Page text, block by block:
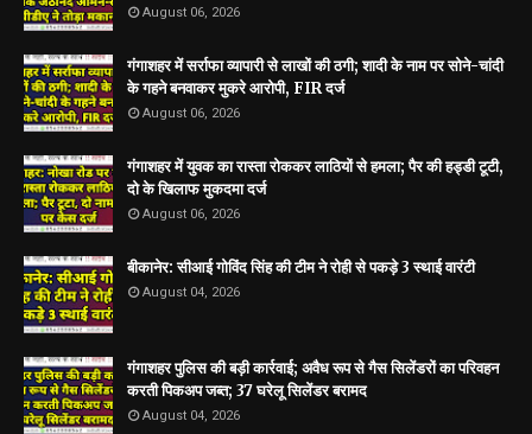
August 06, 2026
गंगाशहर में सर्राफा व्यापारी से लाखों की ठगी; शादी के नाम पर सोने-चांदी
के गहने बनवाकर मुकरे आरोपी, FIR दर्ज
August 06, 2026
गंगाशहर में युवक का रास्ता रोककर लाठियों से हमला; पैर की हड्डी टूटी,
दो के खिलाफ मुकदमा दर्ज
August 06, 2026
बीकानेर: सीआई गोविंद सिंह की टीम ने रोही से पकड़े 3 स्थाई वारंटी
August 04, 2026
गंगाशहर पुलिस की बड़ी कार्रवाई; अवैध रूप से गैस सिलेंडरों का परिवहन
करती पिकअप जब्त; 37 घरेलू सिलेंडर बरामद
August 04, 2026